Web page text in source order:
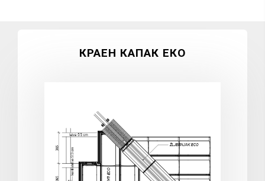
КРАЕН КАПАК EКO